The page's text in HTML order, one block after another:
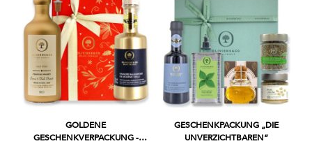
GOLDENE
GESCHENKVERPACKUNG -
GESCHENKPACKUNG „DIE
UNVERZICHTBAREN“